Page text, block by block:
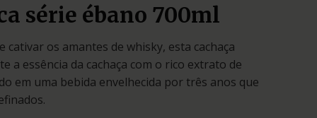
série ébano 700ml
cativar os amantes de whisky, esta cachaça
a essência da cachaça com o rico extrato de
em uma bebida envelhecida por três anos que